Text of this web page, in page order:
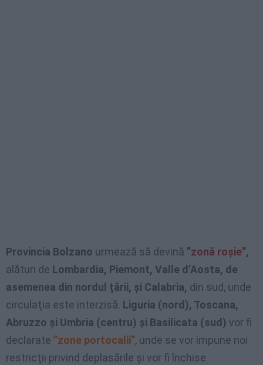
Provincia Bolzano urmează să devină ”zonă roşie”,
alături de Lombardia, Piemont, Valle d’Aosta, de
asemenea din nordul ţării, şi Calabria, din sud, unde
circulaţia este interzisă. Liguria (nord), Toscana,
Abruzzo şi Umbria (centru) şi Basilicata (sud) vor fi
declarate ”zone portocalii”, unde se vor impune noi
restricţii privind deplasările şi vor fi închise